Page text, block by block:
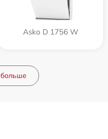
Asko D 1756 W